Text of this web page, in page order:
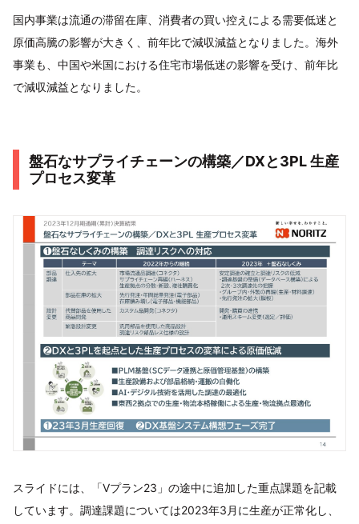
国内事業は流通の滞留在庫、消費者の買い控えによる需要低迷と
原価高騰の影響が大きく、前年比で減収減益となりました。海外
事業も、中国や米国における住宅市場低迷の影響を受け、前年比
で減収減益となりました。
盤石なサプライチェーンの構築／DXと3PL 生産
プロセス変革
スライドには、「Vプラン23」の途中に追加した重点課題を記載
しています。調達課題については2023年3月に生産が正常化し、